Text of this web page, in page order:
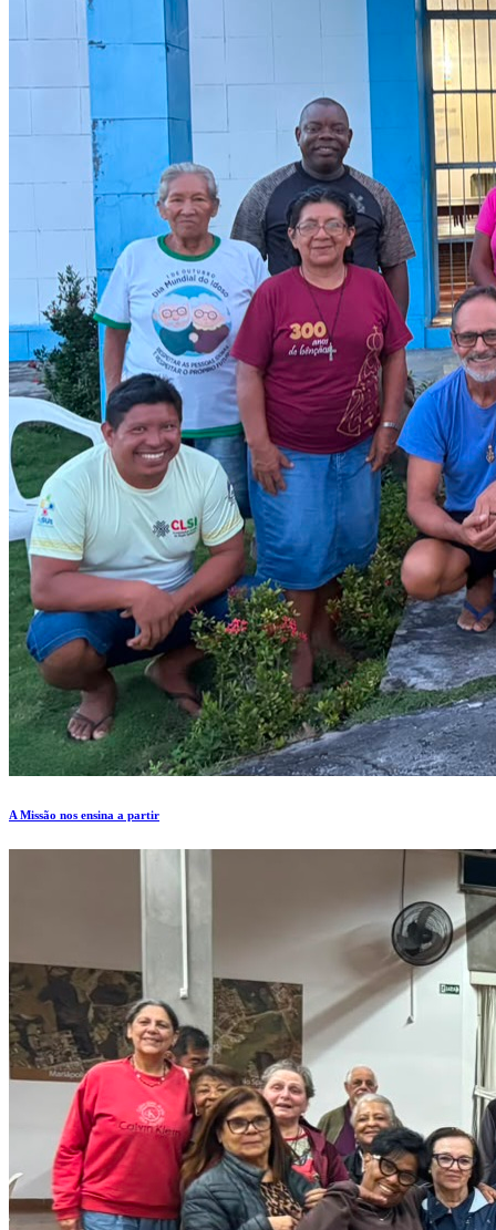
A Missão nos ensina a partir